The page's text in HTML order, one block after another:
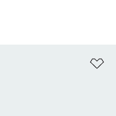
στη Λίστα Επιθυμιών